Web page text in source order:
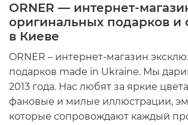
ORNER — интернет-
оригинальных подарков и
в Киеве
ORNER – интернет-магазин
подарков made in Ukraine. Мы
2013 года. Нас любят за яркие
фановые и милые иллюстрации,
которые сопровождают каждый